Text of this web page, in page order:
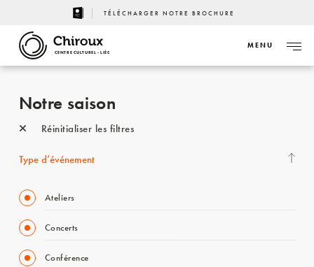
TÉLÉCHARGER NOTRE BROCHURE
CENTRE CULTUREL - LIÈGE
MENU
Notre saison
Réinitialiser les filtres
Type d’événement
Ateliers
Concerts
Conférence